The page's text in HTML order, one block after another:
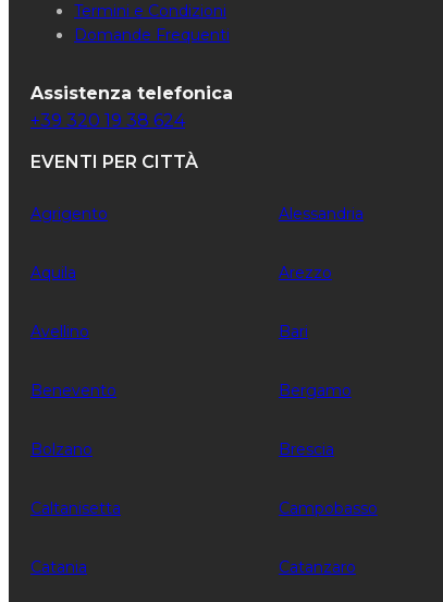
Termini e Condizioni
Domande Frequenti
Assistenza telefonica
+39 320 19 38 624
EVENTI PER CITTÀ
Agrigento Alessandria
Aquila Arezzo
Avellino Bari
Benevento Bergamo
Bolzano Brescia
Caltanisetta Campobasso
Catania Catanzaro